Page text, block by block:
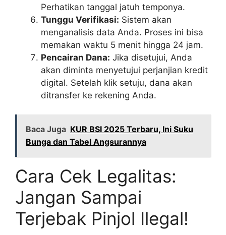
Perhatikan tanggal jatuh temponya.
Tunggu Verifikasi: Sistem akan
menganalisis data Anda. Proses ini bisa
memakan waktu 5 menit hingga 24 jam.
Pencairan Dana: Jika disetujui, Anda
akan diminta menyetujui perjanjian kredit
digital. Setelah klik setuju, dana akan
ditransfer ke rekening Anda.
Baca Juga KUR BSI 2025 Terbaru, Ini Suku
Bunga dan Tabel Angsurannya
Cara Cek Legalitas:
Jangan Sampai
Terjebak Pinjol Ilegal!